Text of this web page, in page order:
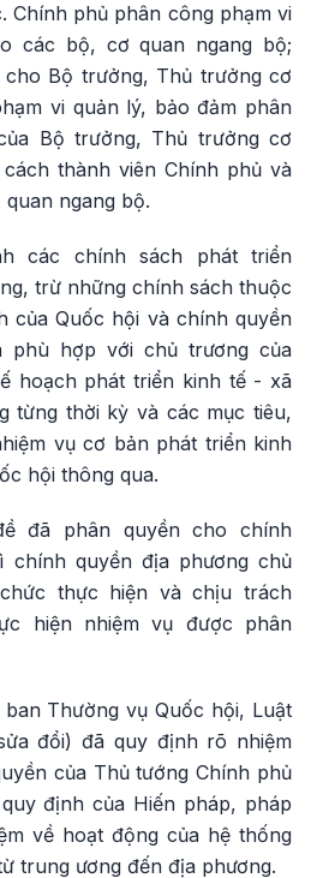
Chính phủ phân công phạm vi
các bộ, cơ quan ngang bộ;
Bộ trưởng, Thủ trưởng cơ
vi quản lý, bảo đảm phân
Bộ trưởng, Thủ trưởng cơ
thành viên Chính phủ và
ngang bộ.
các chính sách phát triển
trừ những chính sách thuộc
của Quốc hội và chính quyền
phù hợp với chủ trương của
hoạch phát triển kinh tế - xã
từng thời kỳ và các mục tiêu,
vụ cơ bản phát triển kinh
hội thông qua.
đã phân quyền cho chính
chính quyền địa phương chủ
thực hiện và chịu trách
hiện nhiệm vụ được phân
Thường vụ Quốc hội, Luật
đổi) đã quy định rõ nhiệm
của Thủ tướng Chính phủ
định của Hiến pháp, pháp
về hoạt động của hệ thống
trung ương đến địa phương.